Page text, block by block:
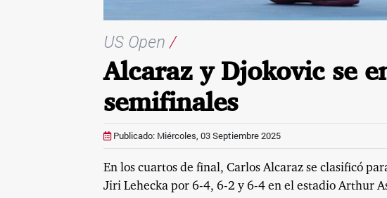
US Open/
Alcaraz y Djokovic se
semifinales
Publicado: Miércoles, 03 Septiembre 2025
En los cuartos de final, Carlos Alcaraz se clasificó
Jiri Lehecka por 6-4, 6-2 y 6-4 en el estadio Arthur